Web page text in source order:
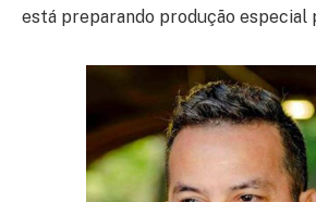
está preparando produção especial